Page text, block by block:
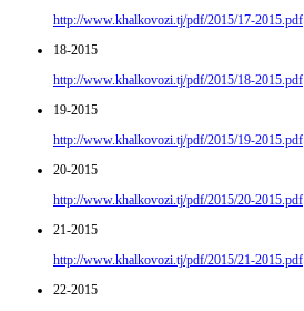
http://www.khalkovozi.tj/pdf/2015/17-2015.pdf
18-2015
http://www.khalkovozi.tj/pdf/2015/18-2015.pdf
19-2015
http://www.khalkovozi.tj/pdf/2015/19-2015.pdf
20-2015
http://www.khalkovozi.tj/pdf/2015/20-2015.pdf
21-2015
http://www.khalkovozi.tj/pdf/2015/21-2015.pdf
22-2015